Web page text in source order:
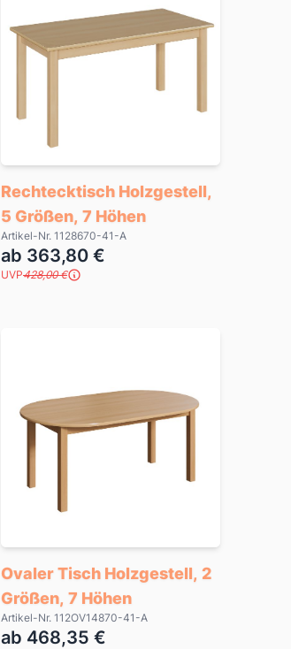
Rechtecktisch Holzgestell,
5 Größen, 7 Höhen
Artikel-Nr. 1128670-41-A
ab 363,80 €
UVP428,00 €
Ovaler Tisch Holzgestell, 2
Größen, 7 Höhen
Artikel-Nr. 112OV14870-41-A
ab 468,35 €